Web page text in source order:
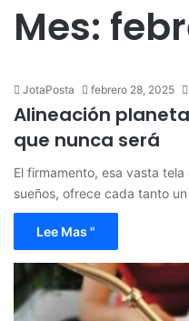
Mes:
JotaPosta febrero 28, 2025
Alineación
que nunca será
El firmamento, esa vasta
sueños, ofrece cada tanto
Lee Mas "